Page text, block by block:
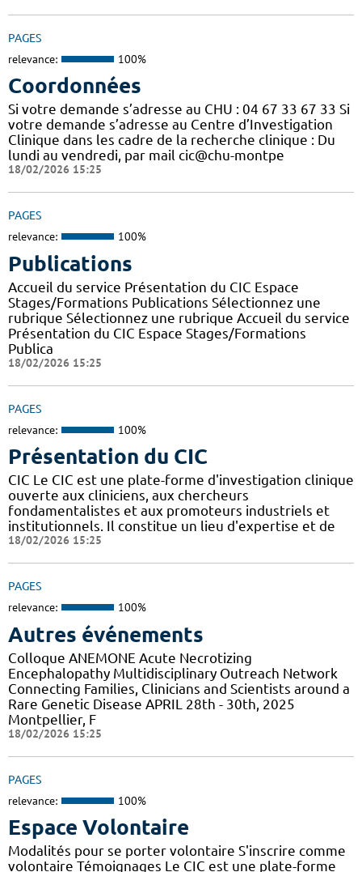
PAGES
relevance: 100%
Coordonnées
Si votre demande s’adresse au CHU : 04 67 33 67 33 Si
votre demande s’adresse au Centre d’Investigation
Clinique dans les cadre de la recherche clinique : Du
lundi au vendredi, par mail cic@chu-montpe
18/02/2026 15:25
PAGES
relevance: 100%
Publications
Accueil du service Présentation du CIC Espace
Stages/Formations Publications Sélectionnez une
rubrique Sélectionnez une rubrique Accueil du service
Présentation du CIC Espace Stages/Formations
Publica
18/02/2026 15:25
PAGES
relevance: 100%
Présentation du CIC
CIC Le CIC est une plate-forme d'investigation clinique
ouverte aux cliniciens, aux chercheurs
fondamentalistes et aux promoteurs industriels et
institutionnels. Il constitue un lieu d'expertise et de
18/02/2026 15:25
PAGES
relevance: 100%
Autres événements
Colloque ANEMONE Acute Necrotizing
Encephalopathy Multidisciplinary Outreach Network
Connecting Families, Clinicians and Scientists around a
Rare Genetic Disease APRIL 28th - 30th, 2025
Montpellier, F
18/02/2026 15:25
PAGES
relevance: 100%
Espace Volontaire
Modalités pour se porter volontaire S'inscrire comme
volontaire Témoignages Le CIC est une plate-forme